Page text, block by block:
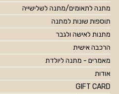
מתנה לתאומים/מתנה לשלישייה
תוספות שונות למתנה
מתנות לאישה ולגבר
הרכבה אישית
מאמרים - מתנה ליולדת
אודות
GIFT CARD